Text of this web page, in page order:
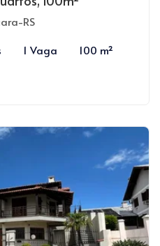
RS
1 Vaga 100 m²